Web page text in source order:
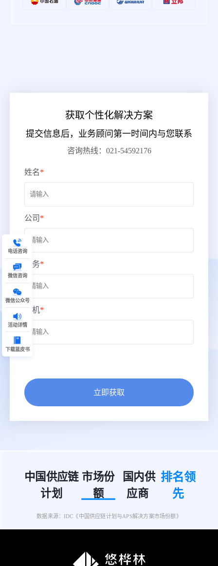
获取个性化解决方案
提交信息后，业务顾问第一时间内与您联系
咨询热线：021-54592176
姓名*
公司 *
职务*
手机*
立即获取
中国供应链
计划
市场份
额
国内供
应商
排名领
先
数据来源：IDC《中国供应链计划与APS解决方案市场份额》
电话咨询
微信咨询
微信公众号
活动详情
下载蓝皮书